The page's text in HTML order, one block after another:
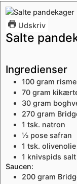
Udskriv
Salte
Ingredienser
100 gram
70 gram
30 gram
270 gram
1 tsk. natron
½ pose safran
1 tsk. olivenolie
1 knivspids salt
Saucen:
200 gram